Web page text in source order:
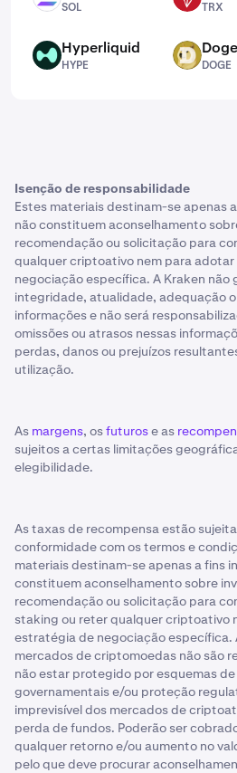
SOL TRX
HYPE Hyperliquid
HYPE
DOGE
DOGE
Isenção de responsabilidade
Estes materiais destinam-se apenas
não constituem aconselhamento
recomendação ou solicitação para
qualquer criptoativo nem para
negociação específica. A Kraken não
integridade, atualidade, adequação
informações e não será
omissões ou atrasos nessas
perdas, danos ou prejuízos
utilização.
As margens, osfuturose as
sujeitos a certas limitações
elegibilidade.
As taxas de recompensa estão
conformidade com os termos e
materiais destinam-se apenas a fins
constituem aconselhamento sobre
recomendação ou solicitação para
staking ou reter qualquer criptoativo
estratégia de negociação específica.
mercados de criptomoedas não são
não estar protegido por esquemas
governamentais e/ou proteção
imprevisível dos mercados de
perda de fundos. Poderão ser
qualquer retorno e/ou aumento no
pelo que deve procurar